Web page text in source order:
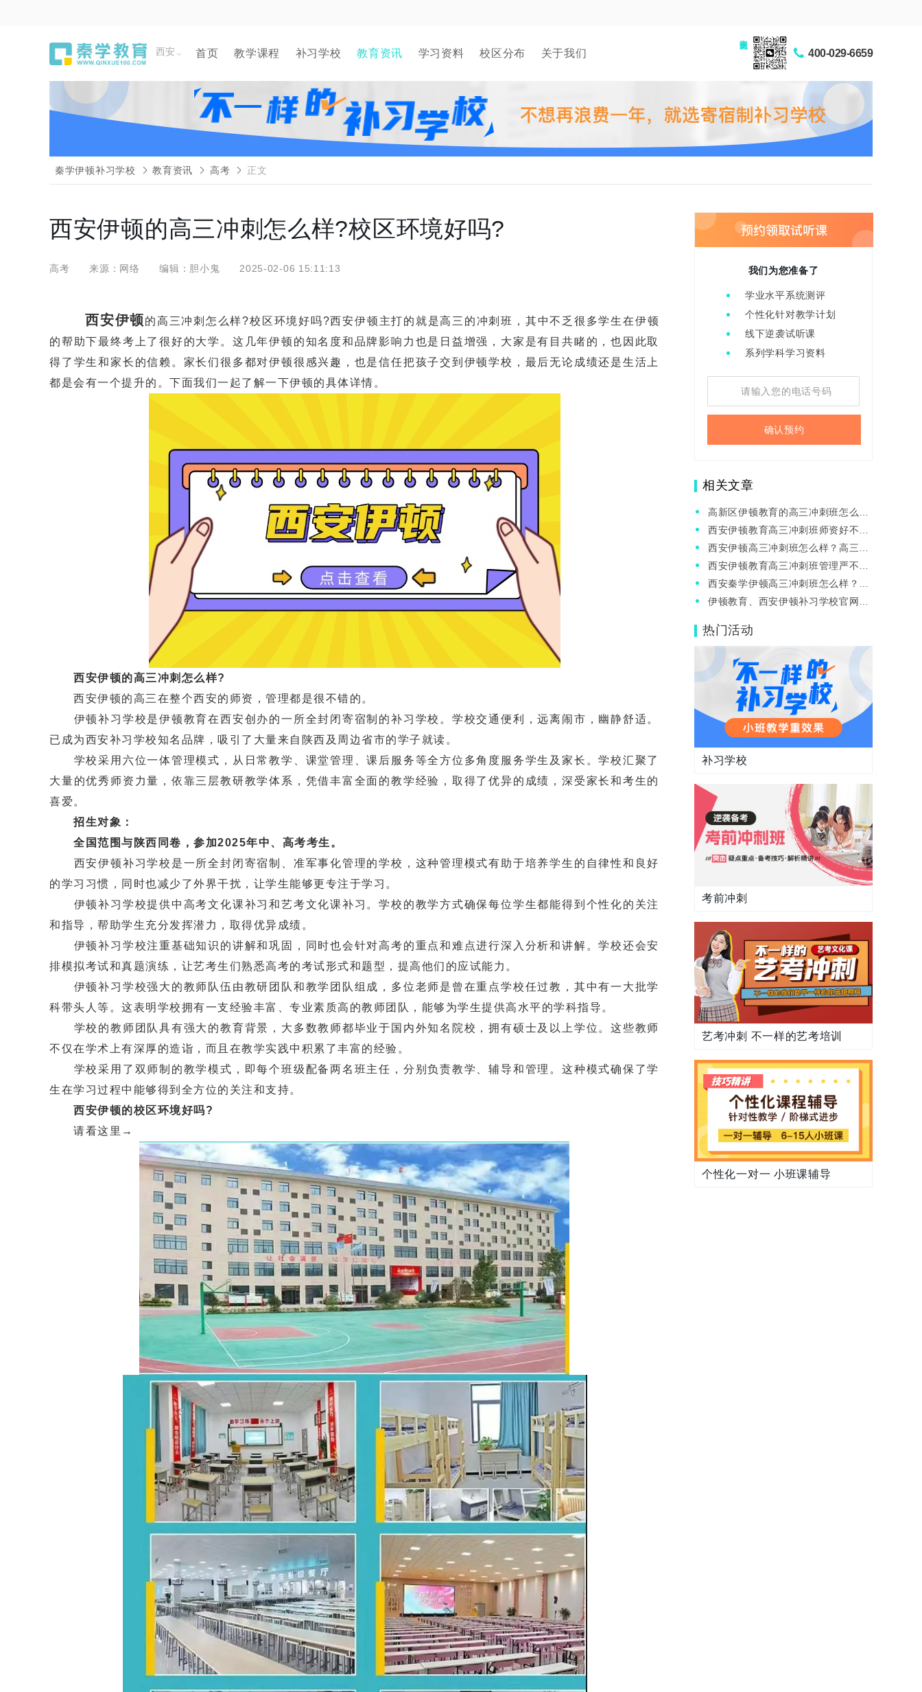
西安 首页 教学课程 补习学校 教育资讯 学习资料 校区分布 关于我们 400-029-6659
秦学伊顿补习学校 教育资讯 高考 正文
西安伊顿的高三冲刺怎么样?校区环境好吗?
高考 来源：网络 编辑：胆小鬼 2025-02-06 15:11:13
西安伊顿的高三冲刺怎么样?校区环境好吗?西安伊顿主打的就是高三的冲刺班，其中不乏很多学生在伊顿
的帮助下最终考上了很好的大学。这几年伊顿的知名度和品牌影响力也是日益增强，大家是有目共睹的，也因此取
得了学生和家长的信赖。家长们很多都对伊顿很感兴趣，也是信任把孩子交到伊顿学校，最后无论成绩还是生活上
都是会有一个提升的。下面我们一起了解一下伊顿的具体详情。
西安伊顿的高三冲刺怎么样?
西安伊顿的高三在整个西安的师资，管理都是很不错的。
伊顿补习学校是伊顿教育在西安创办的一所全封闭寄宿制的补习学校。学校交通便利，远离闹市，幽静舒适。
已成为西安补习学校知名品牌，吸引了大量来自陕西及周边省市的学子就读。
学校采用六位一体管理模式，从日常教学、课堂管理、课后服务等全方位多角度服务学生及家长。学校汇聚了
大量的优秀师资力量，依靠三层教研教学体系，凭借丰富全面的教学经验，取得了优异的成绩，深受家长和考生的
喜爱。
招生对象：
全国范围与陕西同卷，参加2025年中、高考考生。
西安伊顿补习学校是一所全封闭寄宿制、准军事化管理的学校，这种管理模式有助于培养学生的自律性和良好
的学习习惯，同时也减少了外界干扰，让学生能够更专注于学习。
伊顿补习学校提供中高考文化课补习和艺考文化课补习。学校的教学方式确保每位学生都能得到个性化的关注
和指导，帮助学生充分发挥潜力，取得优异成绩。
伊顿补习学校注重基础知识的讲解和巩固，同时也会针对高考的重点和难点进行深入分析和讲解。学校还会安
排模拟考试和真题演练，让艺考生们熟悉高考的考试形式和题型，提高他们的应试能力。
伊顿补习学校强大的教师队伍由教研团队和教学团队组成，多位老师是曾在重点学校任过教，其中有一大批学
科带头人等。这表明学校拥有一支经验丰富、专业素质高的教师团队，能够为学生提供高水平的学科指导。
学校的教师团队具有强大的教育背景，大多数教师都毕业于国内外知名院校，拥有硕士及以上学位。这些教师
不仅在学术上有深厚的造诣，而且在教学实践中积累了丰富的经验。
学校采用了双师制的教学模式，即每个班级配备两名班主任，分别负责教学、辅导和管理。这种模式确保了学
生在学习过程中能够得到全方位的关注和支持。
西安伊顿的校区环境好吗?
请看这里→
我们为您准备了
学业水平系统测评
个性化针对教学计划
线下逆袭试听课
系列学科学习资料
确认预约
相关文章
高新区伊顿教育的高三冲刺班怎么
样？有什么优势？
西安伊顿教育高三冲刺班师资好不好
呢？高三补课真的有用吗？
西安伊顿高三冲刺班怎么样？高三提
分方法
西安伊顿教育高三冲刺班管理严不
严？高三英语怎么提升呢？
西安秦学伊顿高三冲刺班怎么样？高
三备考状态不好怎么办？
伊顿教育、西安伊顿补习学校官网地
热门活动
补习学校
考前冲刺
艺考冲刺 不一样的艺考培训
个性化一对一 小班课辅导